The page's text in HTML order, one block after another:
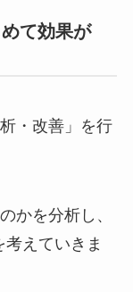
て効果が
・改善」を行
かを分析し、
えていきま